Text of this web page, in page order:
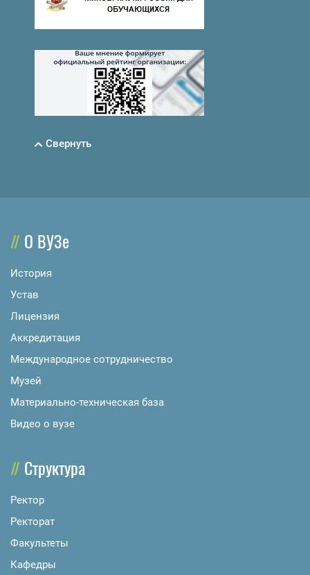
Свернуть
О ВУЗе
История
Устав
Лицензия
Аккредитация
Международное сотрудничество
Музей
Материально-техническая база
Видео о вузе
Структура
Ректор
Ректорат
Факультеты
Кафедры